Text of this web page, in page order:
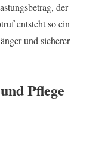
der
entsteht so ein
und sicherer
Pflege